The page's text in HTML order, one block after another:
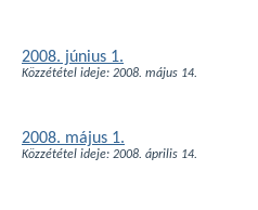
2008. június 1.
Közzététel ideje: 2008. május 14.
2008. május 1.
Közzététel ideje: 2008. április 14.